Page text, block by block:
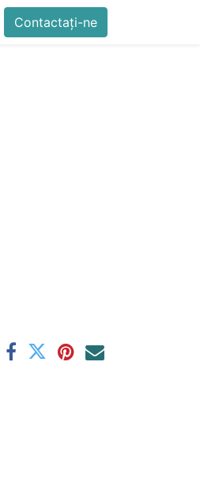
Contactați-ne Generator QR
Contactați-ne